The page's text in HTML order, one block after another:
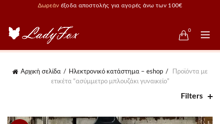
Δωρεάν έξοδα αποστολής για αγορές άνω των 100€
0
Αρχική σελίδα Ηλεκτρονικό κατάστημα – eshop
Προϊόντα με
ετικέτα “ασύμμετρο μπλουζάκι γυναικείο”
Filters